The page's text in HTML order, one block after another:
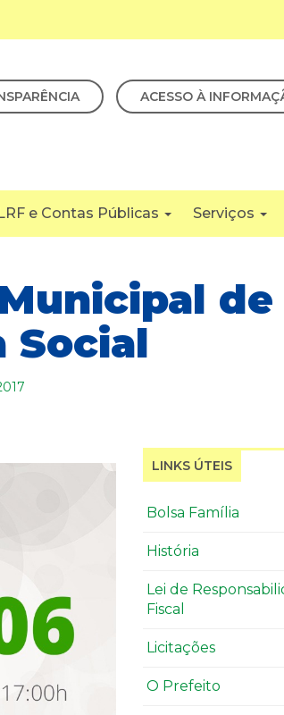
ACESSO À
LRF e Contas Públicas Serviços
de
Social
LINKS ÚTEIS
Bolsa Família
História
Lei de
Fiscal
Licitações
O Prefeito